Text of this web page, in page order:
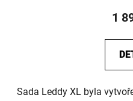
1
Sada Leddy XL byla